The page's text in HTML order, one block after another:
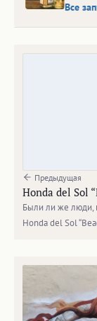
Все
Предыдущая
Honda del Sol
Были ли же люди,
Honda del Sol